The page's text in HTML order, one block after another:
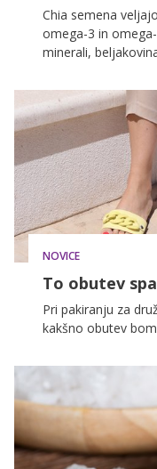
Chia semena
omega-3 in
minerali,
uživali v
mandljevo mleko,
večkrat privoščili
NOVICE
To obutev
Pri pakiranju za
kakšno obutev